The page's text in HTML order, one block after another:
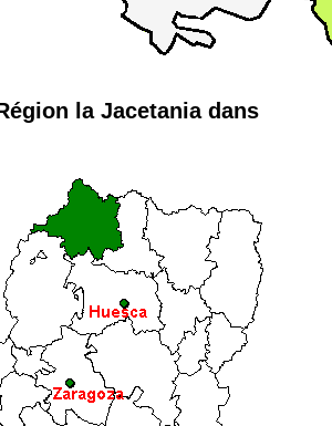
la Jacetania dans